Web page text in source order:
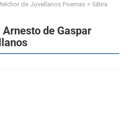
de Jovellanos Poemas > Sátira
de Gaspar